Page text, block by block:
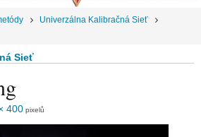
Univerzálna Kalibračná Sieť
Sieť
400 pixelů